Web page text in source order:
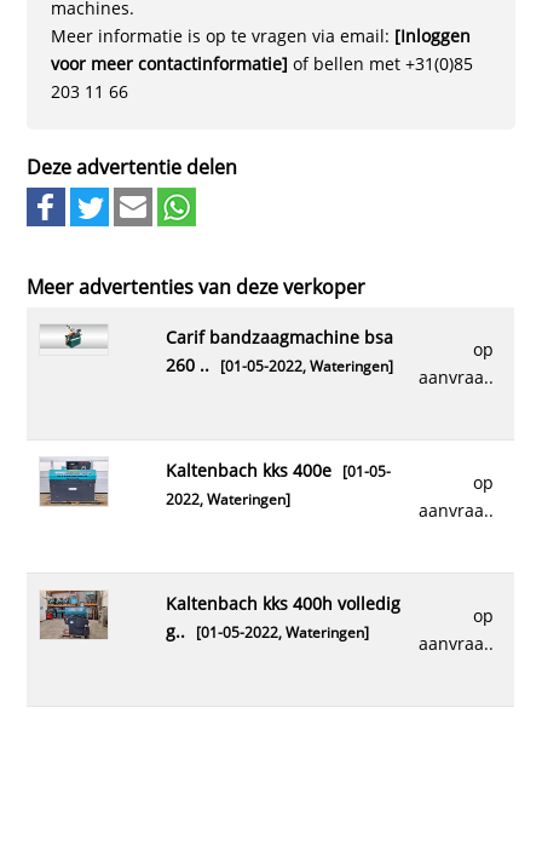
machines.
Meer informatie is op te vragen via email: [Inloggen
voor meer contactinformatie] of bellen met +31(0)85
203 11 66
Deze advertentie delen
Meer advertenties van deze verkoper
op
aanvraa..
carif bandzaagmachine bsa
260 ..[01-05-2022, Wateringen]
op
aanvraa..
kaltenbach kks 400e[01-05-
2022, Wateringen]
op
aanvraa..
kaltenbach kks 400h volledig
g..[01-05-2022, Wateringen]